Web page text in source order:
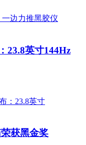
23.8英寸144Hz
获黑金奖